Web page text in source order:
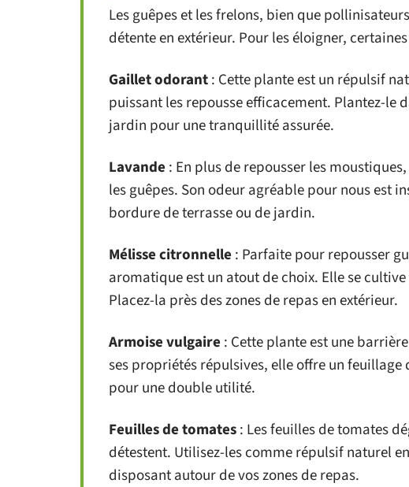
Les guêpes et les frelons, bien que
détente en extérieur. Pour les éloigner,
Gaillet odorant: Cette plante est un répulsif
puissant les repousse efficacement. Plantez-le
jardin pour une tranquillité assurée.
Lavande : En plus de repousser les
les guêpes. Son odeur agréable pour nous est
bordure de terrasse ou de jardin.
Mélisse citronnelle : Parfaite pour repousser
aromatique est un atout de choix. Elle se
Placez-la près des zones de repas en extérieur.
Armoise vulgaire : Cette plante est une
ses propriétés répulsives, elle offre un
pour une double utilité.
Feuilles de tomates: Les feuilles de tomates
détestent. Utilisez-les comme répulsif naturel
disposant autour de vos zones de repas.